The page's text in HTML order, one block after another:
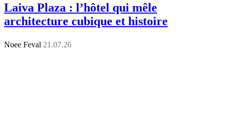
Laiva Plaza : l’hôtel qui mêle
architecture cubique et histoire
Noee Feval 21.07.26